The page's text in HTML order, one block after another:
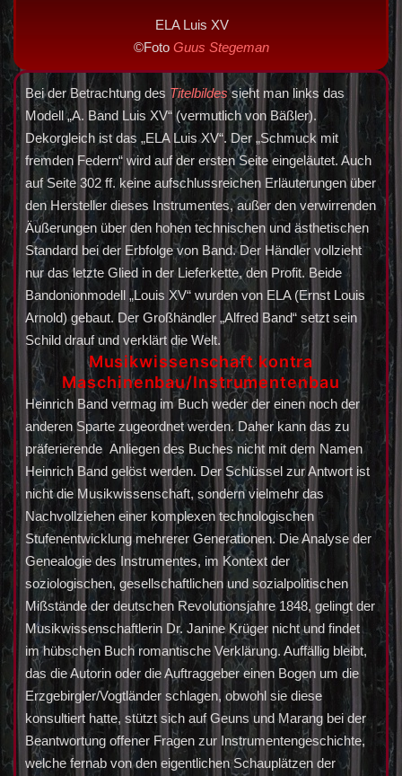
ELA Luis XV
©Foto Guus Stegeman
Bei der Betrachtung des Titelbildessieht man links das
Modell „A. Band Luis XV“ (vermutlich von Bäßler).
Dekorgleich ist das „ELA Luis XV“. Der „Schmuck mit
fremden Federn“ wird auf der ersten Seite eingeläutet. Auch
auf Seite 302 ff. keine aufschlussreichen Erläuterungen über
den Hersteller dieses Instrumentes, außer den verwirrenden
Äußerungen über den hohen technischen und ästhetischen
Standard bei der Erbfolge von Band. Der Händler vollzieht
nur das letzte Glied in der Lieferkette, den Profit. Beide
Bandonionmodell „Louis XV“ wurden von ELA (Ernst Louis
Arnold) gebaut. Der Großhändler „Alfred Band“ setzt sein
Schild drauf und verklärt die Welt.
Musikwissenschaft kontra
Maschinenbau/Instrumentenbau
Heinrich Band vermag im Buch weder der einen noch der
anderen Sparte zugeordnet werden. Daher kann das zu
präferierende Anliegen des Buches nicht mit dem Namen
Heinrich Band gelöst werden. Der Schlüssel zur Antwort ist
nicht die Musikwissenschaft, sondern vielmehr das
Nachvollziehen einer komplexen technologischen
Stufenentwicklung mehrerer Generationen. Die Analyse der
Genealogie des Instrumentes, im Kontext der
soziologischen, gesellschaftlichen und sozialpolitischen
Mißstände der deutschen Revolutionsjahre 1848, gelingt der
Musikwissenschaftlerin Dr. Janine Krüger nicht und findet
im hübschen Buch romantische Verklärung. Auffällig bleibt,
das die Autorin oder die Auftraggeber einen Bogen um die
Erzgebirgler/Vogtländer schlagen, obwohl sie diese
konsultiert hatte, stützt sich auf Geuns und Marang bei der
Beantwortung offener Fragen zur Instrumentengeschichte,
welche fernab von den eigentlichen Schauplätzen der